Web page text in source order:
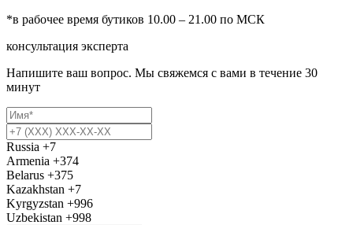
*в рабочее время бутиков 10.00 – 21.00 по МСК
консультация эксперта
Напишите ваш вопрос. Мы свяжемся с вами в течение 30
минут
Russia +7
Armenia +374
Belarus +375
Kazakhstan +7
Kyrgyzstan +996
Uzbekistan +998